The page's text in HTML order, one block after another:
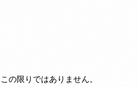
の限りではありません。